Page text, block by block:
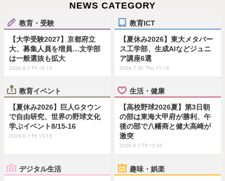
NEWS CATEGORY
教育・受験
【大学受験2027】京都府立
大、募集人員を増員…文学部
は一般選抜も拡大
2026.8.7 Fri 16:15
教育ICT
【夏休み2026】東大メタバー
ス工学部、生成AIなどジュニ
ア講座6選
2026.7.30 Thu 11:15
教育イベント
【夏休み2026】巨人Gタウン
で自由研究、世界の野球文化
学ぶイベント8/15-16
2026.8.7 Fri 15:15
生活・健康
【高校野球2026夏】第3日朝
の部は東海大甲府が勝利、午
後の部で八幡商と健大高崎が
激突
2026.8.7 Fri 12:45
デジタル生活 趣味・娯楽